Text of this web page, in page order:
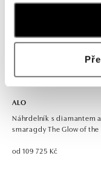
ALO
Náhrdelník s diamantem a
smaragdy The Glow of the
od 109 725 Kč